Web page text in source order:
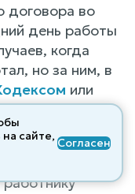
договора во
день работы
когда
но за ним, в
или
договора
сайте, Согласен